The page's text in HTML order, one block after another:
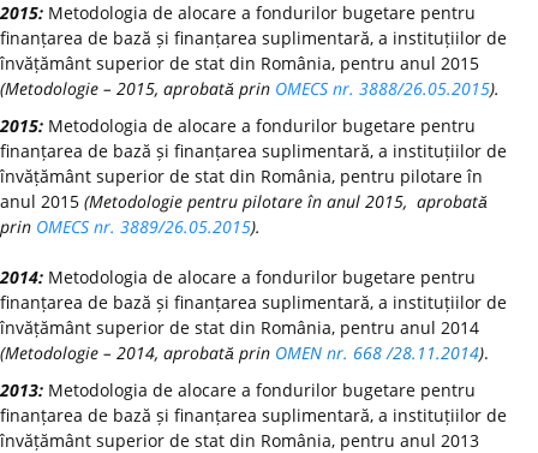
2015: Metodologia de alocare a fondurilor bugetare pentru
finanțarea de bază și finanțarea suplimentară, a instituțiilor de
învățământ superior de stat din România, pentru anul 2015
(Metodologie – 2015, aprobată prin OMECS nr. 3888/26.05.2015).
2015: Metodologia de alocare a fondurilor bugetare pentru
finanțarea de bază și finanțarea suplimentară, a instituțiilor de
învățământ superior de stat din România, pentru pilotare în
anul 2015 (Metodologie pentru pilotare în anul 2015, aprobată
prin OMECS nr. 3889/26.05.2015).
2014: Metodologia de alocare a fondurilor bugetare pentru
finanțarea de bază și finanțarea suplimentară, a instituțiilor de
învățământ superior de stat din România, pentru anul 2014
(Metodologie – 2014, aprobată prin OMEN nr. 668 /28.11.2014).
2013: Metodologia de alocare a fondurilor bugetare pentru
finanțarea de bază și finanțarea suplimentară, a instituțiilor de
învățământ superior de stat din România, pentru anul 2013